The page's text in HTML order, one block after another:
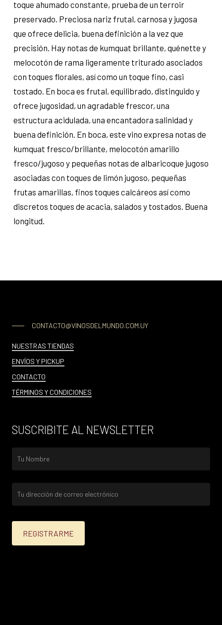
toque ahumado constante, prueba de un terroir
preservado. Preciosa nariz frutal, carnosa y jugosa
que ofrece delicia, buena definición a la vez que
precisión. Hay notas de kumquat brillante, quénette y
melocotón de rama ligeramente triturado asociados
con toques florales, así como un toque fino, casi
tostado. En boca es frutal, equilibrado, distinguido y
ofrece jugosidad, un agradable frescor, una
estructura acidulada, una encantadora salinidad y
buena definición. En boca, este vino expresa notas de
kumquat fresco/brillante, melocotón amarillo
fresco/jugoso y pequeñas notas de albaricoque jugoso
asociadas con toques de limón jugoso, pequeñas
frutas amarillas, finos toques calcáreos así como
discretos toques de acacia, salados y tostados. Buena
longitud.
CONTACTO@VINOSDELMUNDO.COM.UY
NUESTRAS TIENDAS
ENVÍOS Y PICKUP
CONTACTO
TÉRMINOS Y CONDICIONES
SUSCRIBITE AL NEWSLETTER